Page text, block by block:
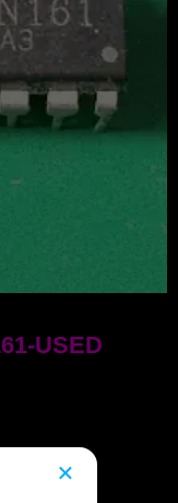
USED
×